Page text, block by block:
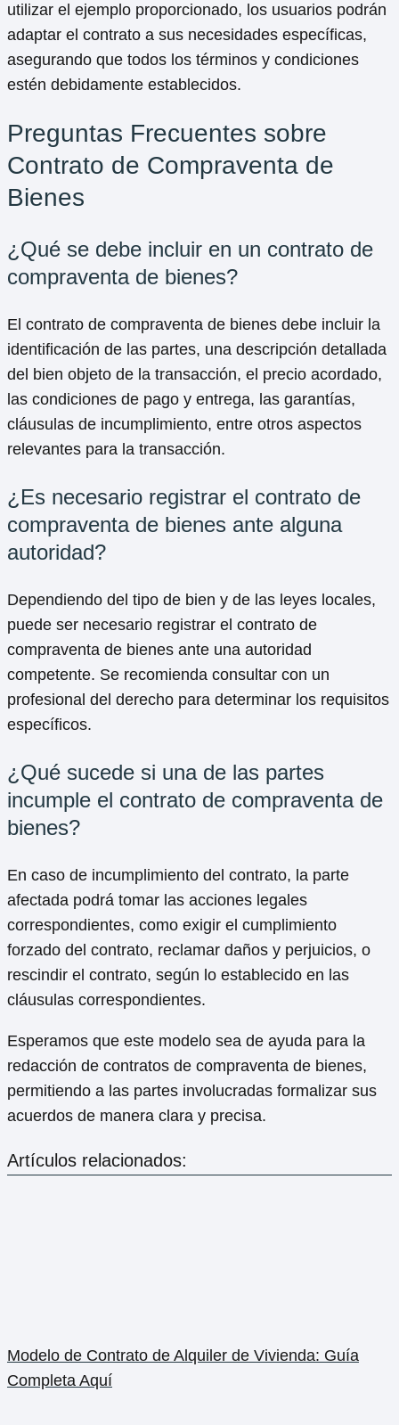
utilizar el ejemplo proporcionado, los usuarios podrán
adaptar el contrato a sus necesidades específicas,
asegurando que todos los términos y condiciones
estén debidamente establecidos.
Preguntas Frecuentes sobre
Contrato de Compraventa de
Bienes
¿Qué se debe incluir en un contrato de
compraventa de bienes?
El contrato de compraventa de bienes debe incluir la
identificación de las partes, una descripción detallada
del bien objeto de la transacción, el precio acordado,
las condiciones de pago y entrega, las garantías,
cláusulas de incumplimiento, entre otros aspectos
relevantes para la transacción.
¿Es necesario registrar el contrato de
compraventa de bienes ante alguna
autoridad?
Dependiendo del tipo de bien y de las leyes locales,
puede ser necesario registrar el contrato de
compraventa de bienes ante una autoridad
competente. Se recomienda consultar con un
profesional del derecho para determinar los requisitos
específicos.
¿Qué sucede si una de las partes
incumple el contrato de compraventa de
bienes?
En caso de incumplimiento del contrato, la parte
afectada podrá tomar las acciones legales
correspondientes, como exigir el cumplimiento
forzado del contrato, reclamar daños y perjuicios, o
rescindir el contrato, según lo establecido en las
cláusulas correspondientes.
Esperamos que este modelo sea de ayuda para la
redacción de contratos de compraventa de bienes,
permitiendo a las partes involucradas formalizar sus
acuerdos de manera clara y precisa.
Artículos relacionados:
Modelo de Contrato de Alquiler de Vivienda: Guía
Completa Aquí